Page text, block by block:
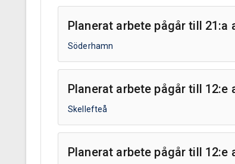
Planerat arbete pågår till 21:a
Söderhamn
Planerat arbete pågår till 12:e
Skellefteå
Planerat arbete pågår till